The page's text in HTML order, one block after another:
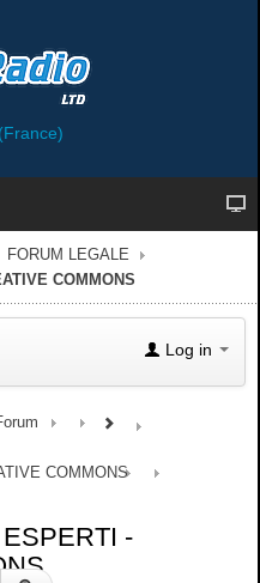
FORUM LEGALE
COMMONS
Log in
COMMONS
-